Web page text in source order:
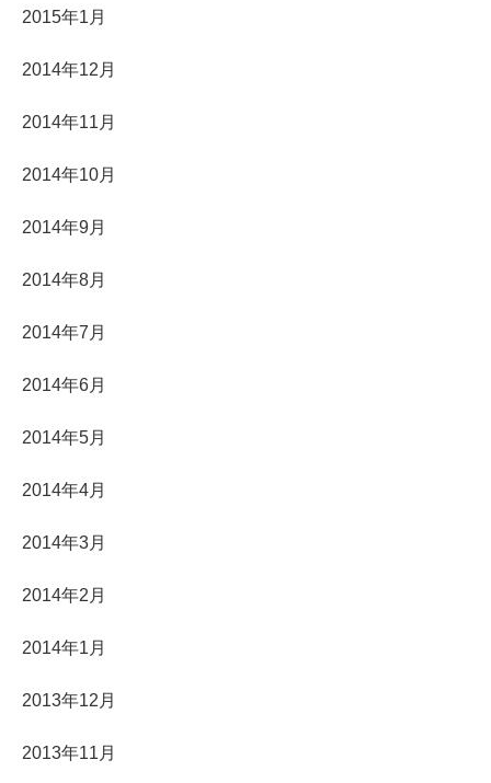
2015年1月
2014年12月
2014年11月
2014年10月
2014年9月
2014年8月
2014年7月
2014年6月
2014年5月
2014年4月
2014年3月
2014年2月
2014年1月
2013年12月
2013年11月